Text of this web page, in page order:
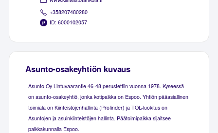
+358207480280
ID: 6000102057
Asunto-osakeyhtiön kuvaus
Asunto Oy Lintuvaarantie 46-48 perustettiin vuonna 1978. Kyseessä
on asunto-osakeyhtiö, jonka kotipaikka on Espoo. Yhtiön pääasiallinen
toimiala on Kiinteistöjenhallinta (Profinder) ja TOL-luokitus on
Asuntojen ja asuinkiinteistöjen hallinta. Päätoimipaikka sijaitsee
paikkakunnalla Espoo.